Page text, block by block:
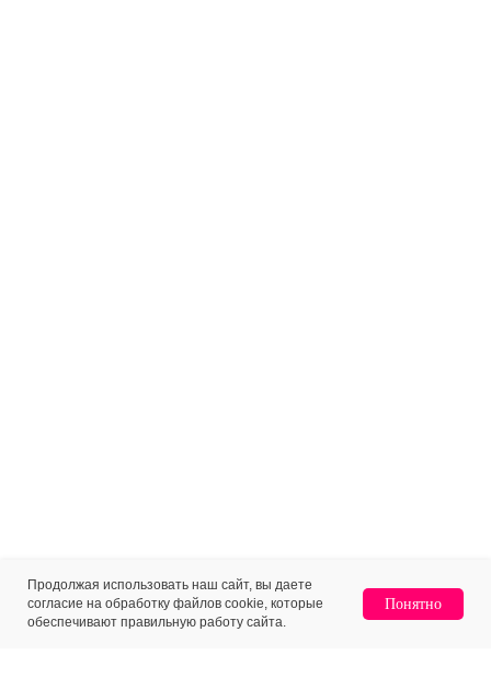
Продолжая использовать наш сайт, вы даете
согласие на обработку файлов cookie, которые
обеспечивают правильную работу сайта.
Понятно